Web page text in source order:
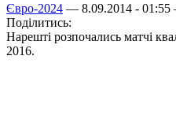
Євро-2024 — 8.09.2014 -
Поділитись:
Нарешті розпочались матчі
2016.